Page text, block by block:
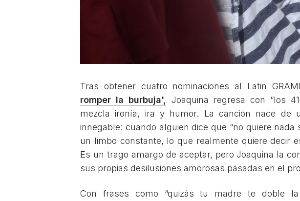
Tras obtener cuatro nominaciones al Latin
romper la burbuja',
Joaquina regresa con “los
mezcla ironía, ira y humor. La canción nace de
innegable: cuando alguien dice que “no quiere nada
un limbo constante, lo que realmente quiere decir
Es un trago amargo de aceptar, pero Joaquina la
sus propias desilusiones amorosas pasadas en el
Con frases como “quizás tu madre te doble